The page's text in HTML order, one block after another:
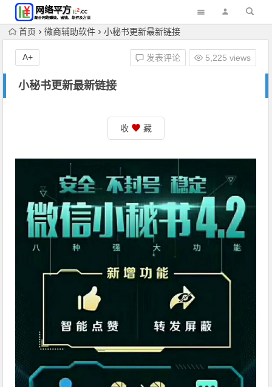
首页 微商辅助软件 小秘书更新最新链接
小秘书更新最新链接
发表评论 5,225 views
A+
收 藏